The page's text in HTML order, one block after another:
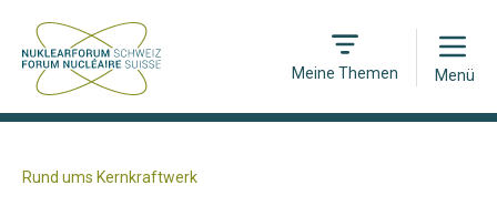
Meine Themen
Open
Menü
Rund ums Kernkraftwerk